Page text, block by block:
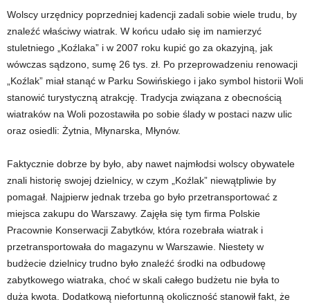
Wolscy urzędnicy poprzedniej kadencji zadali sobie wiele trudu, by
znaleźć właściwy wiatrak. W końcu udało się im namierzyć
stuletniego „Koźlaka” i w 2007 roku kupić go za okazyjną, jak
wówczas sądzono, sumę 26 tys. zł. Po przeprowadzeniu renowacji
„Koźlak” miał stanąć w Parku Sowińskiego i jako symbol historii Woli
stanowić turystyczną atrakcję. Tradycja związana z obecnością
wiatraków na Woli pozostawiła po sobie ślady w postaci nazw ulic
oraz osiedli: Żytnia, Młynarska, Młynów.
Faktycznie dobrze by było, aby nawet najmłodsi wolscy obywatele
znali historię swojej dzielnicy, w czym „Koźlak” niewątpliwie by
pomagał. Najpierw jednak trzeba go było przetransportować z
miejsca zakupu do Warszawy. Zajęła się tym firma Polskie
Pracownie Konserwacji Zabytków, która rozebrała wiatrak i
przetransportowała do magazynu w Warszawie. Niestety w
budżecie dzielnicy trudno było znaleźć środki na odbudowę
zabytkowego wiatraka, choć w skali całego budżetu nie była to
duża kwota. Dodatkową niefortunną okoliczność stanowił fakt, że